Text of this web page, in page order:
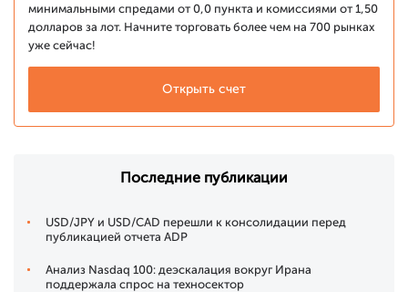
минимальными спредами от 0,0 пункта и комиссиями от 1,50
долларов за лот. Начните торговать более чем на 700 рынках
уже сейчас!
Открыть счет
Последние публикации
USD/JPY и USD/CAD перешли к консолидации перед
публикацией отчета ADP
Анализ Nasdaq 100: деэскалация вокруг Ирана
поддержала спрос на техносектор